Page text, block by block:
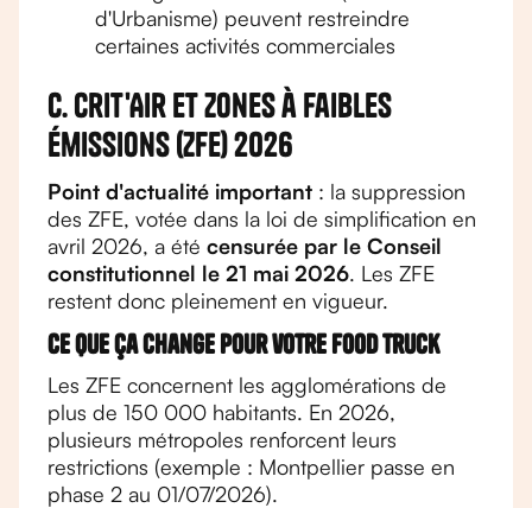
d'Urbanisme) peuvent restreindre
certaines activités commerciales
C. Crit'Air et Zones à Faibles
Émissions (ZFE) 2026
Point d'actualité important : la suppression
des ZFE, votée dans la loi de simplification en
avril 2026, a été censurée par le Conseil
constitutionnel le 21 mai 2026. Les ZFE
restent donc pleinement en vigueur.
Ce que ça change pour votre food truck
Les ZFE concernent les agglomérations de
plus de 150 000 habitants. En 2026,
plusieurs métropoles renforcent leurs
restrictions (exemple : Montpellier passe en
phase 2 au 01/07/2026).